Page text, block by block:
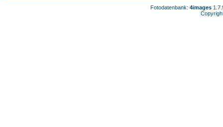
Fotodatenbank: 4images